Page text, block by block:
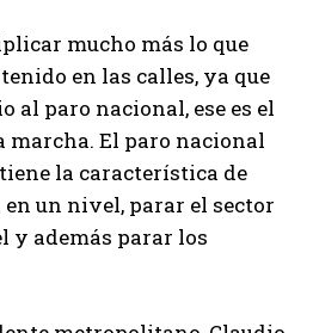
mucho más lo que
en las calles, ya que
al paro nacional, ese es el
marcha. El paro nacional
la característica de
un nivel, parar el sector
y además parar los